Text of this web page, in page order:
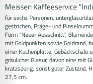
Meissen Kaffeeservice
für sechs Personen,
gestrichen, Präge- und
Form "Neuer Ausschnitt",
mit Goldpunkten sowie Goldrand,
einer Kuchenplatte, Gebäckschale
gräulicher Glasur, davon eine mit
kratzspurig, sonst guter Zustand,
27,5 cm.